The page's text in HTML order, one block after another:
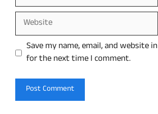
Website
Save my name, email, and website
for the next time I comment.